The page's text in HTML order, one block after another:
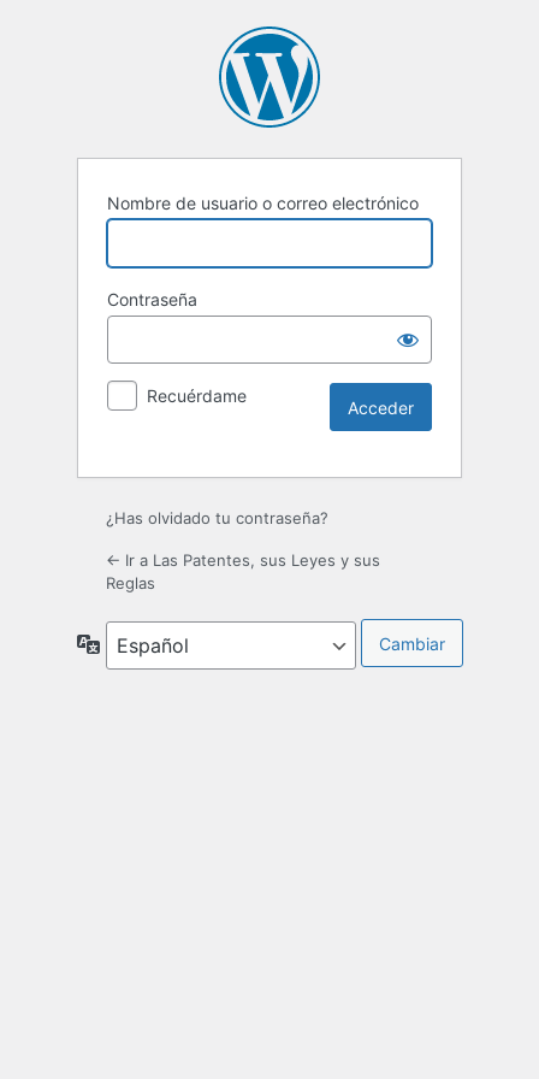
Nombre de usuario o correo electrónico
Contraseña
Recuérdame
¿Has olvidado tu contraseña?
← Ir a Las Patentes, sus Leyes y sus
Reglas
Idioma